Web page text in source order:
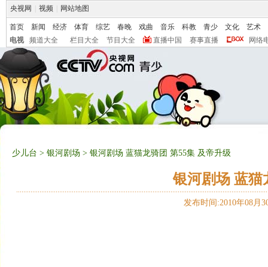
央视网 视频 网站地图
首页 新闻 经济 体育 综艺 春晚 戏曲 音乐 科教 青少 文化
艺术
电视
频道大全 栏目大全 节目大全 直播中国 赛事直播 网络
少儿台 > 银河剧场 > 银河剧场 蓝猫龙骑团 第55集 及帝升级
银河剧场 蓝猫
发布时间:2010年08月